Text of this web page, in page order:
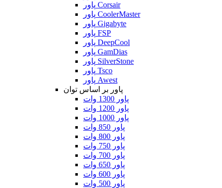
پاور Corsair
پاور CoolerMaster
پاور Gigabyte
پاور FSP
پاور DeepCool
پاور GamDias
پاور SilverStone
پاور Tsco
پاور Awest
پاور بر اساس توان
پاور 1300 وات
پاور 1200 وات
پاور 1000 وات
پاور 850 وات
پاور 800 وات
پاور 750 وات
پاور 700 وات
پاور 650 وات
پاور 600 وات
پاور 500 وات